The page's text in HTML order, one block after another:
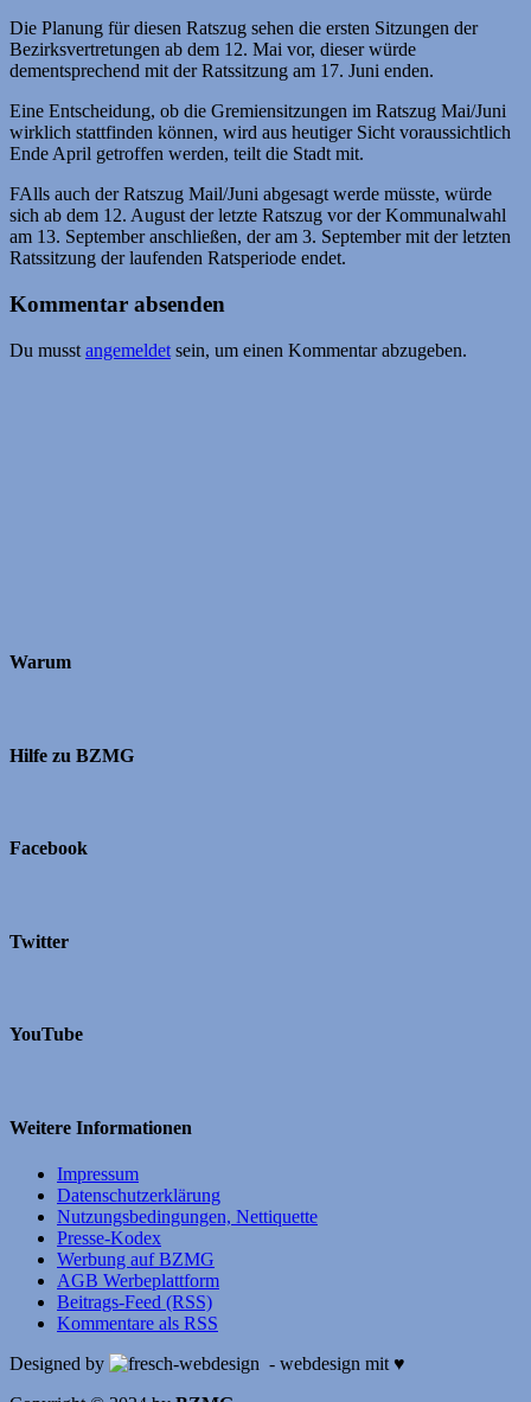
Die Planung für diesen Ratszug sehen die ersten Sitzungen der
Bezirksvertretungen ab dem 12. Mai vor, dieser würde
dementsprechend mit der Ratssitzung am 17. Juni enden.
Eine Entscheidung, ob die Gremiensitzungen im Ratszug Mai/Juni
wirklich stattfinden können, wird aus heutiger Sicht voraussichtlich
Ende April getroffen werden, teilt die Stadt mit.
FAlls auch der Ratszug Mail/Juni abgesagt werde müsste, würde
sich ab dem 12. August der letzte Ratszug vor der Kommunalwahl
am 13. September anschließen, der am 3. September mit der letzten
Ratssitzung der laufenden Ratsperiode endet.
Kommentar absenden
Du musst angemeldet sein, um einen Kommentar abzugeben.
Warum
Hilfe zu BZMG
Facebook
Twitter
YouTube
Weitere Informationen
Impressum
Datenschutzerklärung
Nutzungsbedingungen, Nettiquette
Presse-Kodex
Werbung auf BZMG
AGB Werbeplattform
Beitrags-Feed (RSS)
Kommentare als RSS
Designed by
- webdesign mit ♥